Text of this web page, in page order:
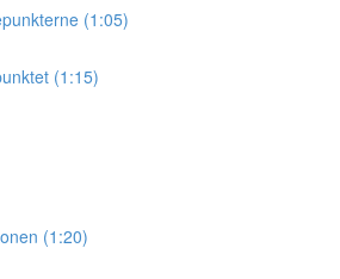
(1:05)
(1:15)
(1:20)